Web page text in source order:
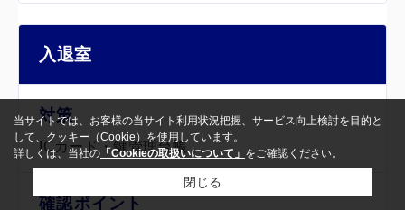
入退室
ICカード・鍵管理台帳
当サイトでは、お客様の当サイト利用状況把握、サービス向上検討を目的と
して、クッキー（Cookie）を使用しています。
詳しくは、当社の 「Cookieの取扱いについて」 をご確認ください。
閉じる